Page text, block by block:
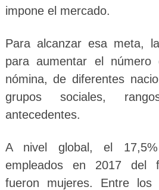
impone el mercado.
Para alcanzar esa meta,
para aumentar el
nómina, de diferentes
grupos sociales,
antecedentes.
A nivel global, el
empleados en 2017 del
fueron mujeres. Entre los